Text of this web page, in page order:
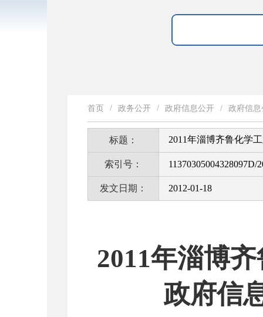
首页 / 政务公开 / 政府信息公开 / 政府信
标题： 2011年淄博齐鲁化学
索引号： 11370305004328097D/
发文日期： 2012-01-18
2011年淄博
政府信